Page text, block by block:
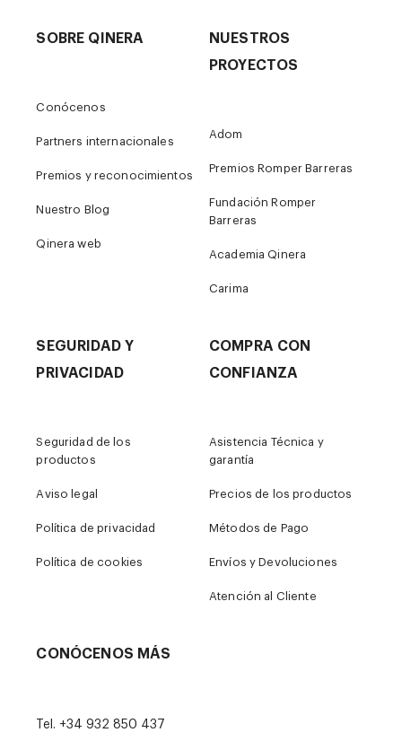
SOBRE QINERA
Conócenos
Partners internacionales
Premios y reconocimientos
Nuestro Blog
Qinera web
NUESTROS
PROYECTOS
Adom
Premios Romper Barreras
Fundación Romper
Barreras
Academia Qinera
Carima
SEGURIDAD Y
PRIVACIDAD
Seguridad de los
productos
Aviso legal
Política de privacidad
Política de cookies
COMPRA CON
CONFIANZA
Asistencia Técnica y
garantía
Precios de los productos
Métodos de Pago
Envíos y Devoluciones
Atención al Cliente
CONÓCENOS MÁS
Tel. +34 932 850 437